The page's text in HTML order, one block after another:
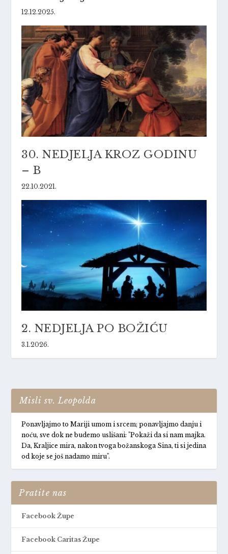
12.12.2025.
30. NEDJELJA KROZ GODINU
– B
22.10.2021.
2. NEDJELJA PO BOŽIĆU
3.1.2026.
Misli sv. Leopolda
Ponavljajmo to Mariji umom i srcem; ponavljajmo danju i
noću, sve dok ne budemo uslišani: "Pokaži da si nam majka.
Da, Kraljice mira, nakon tvoga božanskoga Sina, ti si jedina
od koje se još nadamo miru".
Pratite nas
Facebook Župe
Facebook Caritas Župe